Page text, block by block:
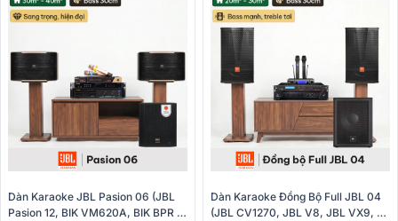
Dàn Karaoke JBL Pasion 06 (JBL
Pasion 12, BIK VM620A, BIK BPR
Dàn Karaoke Đồng Bộ Full JBL 04
(JBL CV1270, JBL V8, JBL VX9,